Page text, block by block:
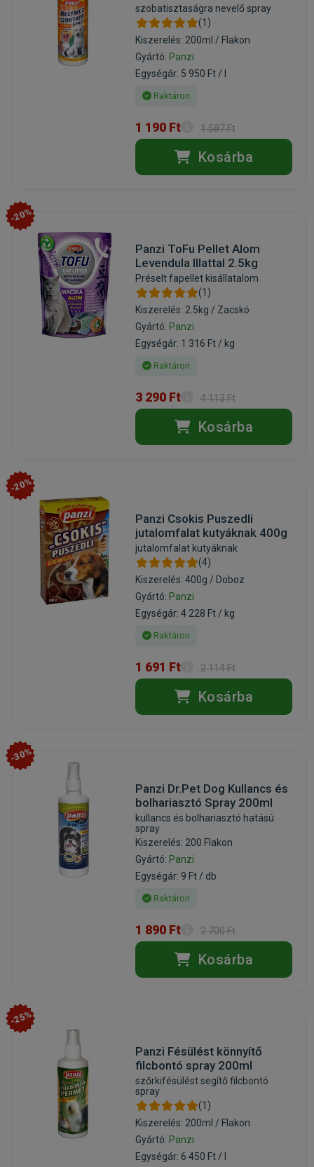
szobatisztaságra nevelő spray
(1)
Kiszerelés: 200ml / Flakon
Gyártó: Panzi
Egységár: 5 950 Ft / l
Raktáron
1 190 Ft 1 587 Ft
Kosárba
-20%
Panzi ToFu Pellet Alom
Levendula Illattal 2.5kg
Préselt fapellet kisállatalom
(1)
Kiszerelés: 2.5kg / Zacskó
Gyártó: Panzi
Egységár: 1 316 Ft / kg
Raktáron
3 290 Ft 4 113 Ft
Kosárba
-20%
Panzi Csokis Puszedli
jutalomfalat kutyáknak 400g
jutalomfalat kutyáknak
(4)
Kiszerelés: 400g / Doboz
Gyártó: Panzi
Egységár: 4 228 Ft / kg
Raktáron
1 691 Ft 2 114 Ft
Kosárba
-30%
Panzi Dr.Pet Dog Kullancs és
bolhariasztó Spray 200ml
kullancs és bolhariasztó hatású
spray
Kiszerelés: 200 Flakon
Gyártó: Panzi
Egységár: 9 Ft / db
Raktáron
1 890 Ft 2 700 Ft
Kosárba
-25%
Panzi Fésülést könnyítő
filcbontó spray 200ml
szőrkifésülést segítő filcbontó
spray
(1)
Kiszerelés: 200ml / Flakon
Gyártó: Panzi
Egységár: 6 450 Ft / l